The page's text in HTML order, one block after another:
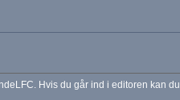
Hvis du går ind i editoren kan du